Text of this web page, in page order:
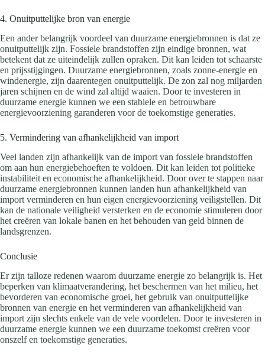
4. Onuitputtelijke bron van energie
Een ander belangrijk voordeel van duurzame energiebronnen is dat ze
onuitputtelijk zijn. Fossiele brandstoffen zijn eindige bronnen, wat
betekent dat ze uiteindelijk zullen opraken. Dit kan leiden tot schaarste
en prijsstijgingen. Duurzame energiebronnen, zoals zonne-energie en
windenergie, zijn daarentegen onuitputtelijk. De zon zal nog miljarden
jaren schijnen en de wind zal altijd waaien. Door te investeren in
duurzame energie kunnen we een stabiele en betrouwbare
energievoorziening garanderen voor de toekomstige generaties.
5. Vermindering van afhankelijkheid van import
Veel landen zijn afhankelijk van de import van fossiele brandstoffen
om aan hun energiebehoeften te voldoen. Dit kan leiden tot politieke
instabiliteit en economische afhankelijkheid. Door over te stappen naar
duurzame energiebronnen kunnen landen hun afhankelijkheid van
import verminderen en hun eigen energievoorziening veiligstellen. Dit
kan de nationale veiligheid versterken en de economie stimuleren door
het creëren van lokale banen en het behouden van geld binnen de
landsgrenzen.
Conclusie
Er zijn talloze redenen waarom duurzame energie zo belangrijk is. Het
beperken van klimaatverandering, het beschermen van het milieu, het
bevorderen van economische groei, het gebruik van onuitputtelijke
bronnen van energie en het verminderen van afhankelijkheid van
import zijn slechts enkele van de vele voordelen. Door te investeren in
duurzame energie kunnen we een duurzame toekomst creëren voor
onszelf en toekomstige generaties.